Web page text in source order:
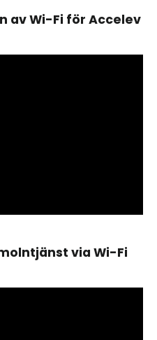
av Wi-Fi för Accelev
via Wi-Fi